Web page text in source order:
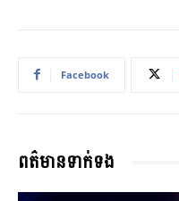
Facebook
ពត៌មានទាក់ទង